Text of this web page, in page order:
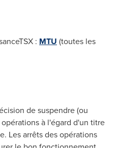
: MTU (toutes les
de suspendre (ou
à l'égard d'un titre
Les arrêts des opérations